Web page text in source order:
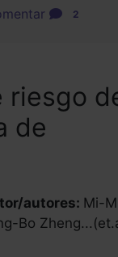
2
riesgo
de
autores: Mi-
Bo